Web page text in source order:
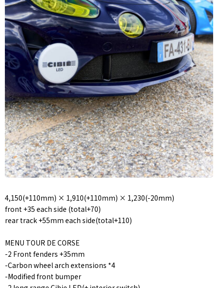
4,150(+110mm) × 1,910(+110mm) × 1,230(-20mm)
front +35 each side (total+70)
rear track +55mm each side(total+110)
MENU TOUR DE CORSE
-2 Front fenders +35mm
-Carbon wheel arch extensions *4
-Modified front bumper